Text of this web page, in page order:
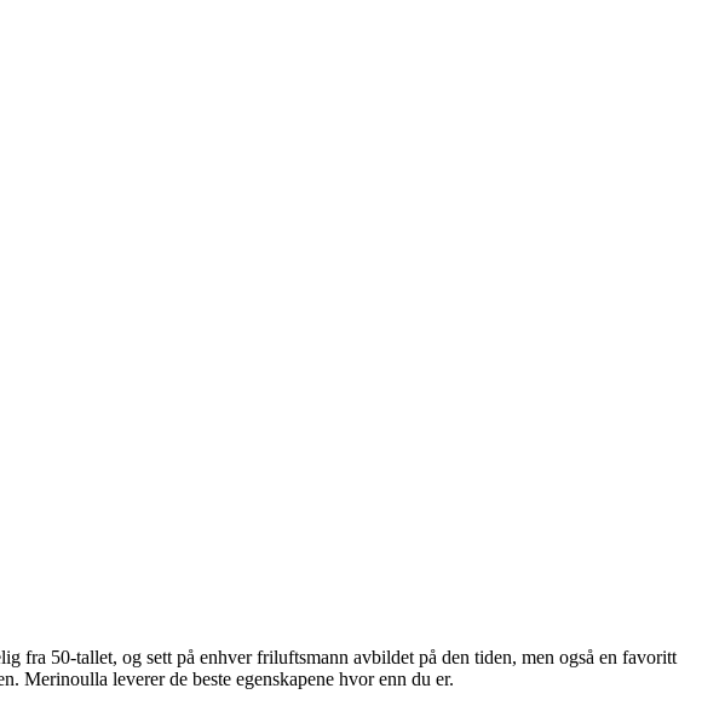
fra 50-tallet, og sett på enhver friluftsmann avbildet på den tiden, men også en favoritt
Merinoulla leverer de beste egenskapene hvor enn du er.